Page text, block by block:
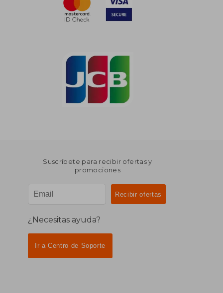
Suscríbete para recibir ofertas y
promociones
¿Necesitas ayuda?
Ir a Centro de Soporte